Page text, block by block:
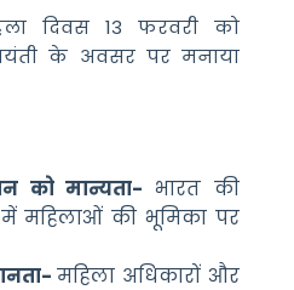
दिवस 13 फरवरी को
के अवसर पर मनाया
को मान्यता-भारत की
में महिलाओं की भूमिका पर
महिला अधिकारों और